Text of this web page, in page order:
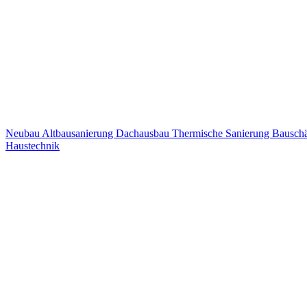
Neubau Altbausanierung Dachausbau Thermische Sanierung
Haustechnik